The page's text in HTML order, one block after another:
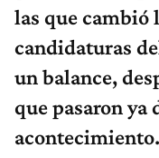
las que cambió
candidaturas
un balance,
que pasaron ya
acontecimiento.